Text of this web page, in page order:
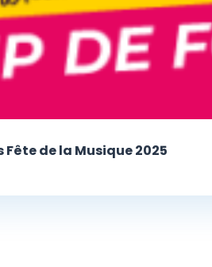
de la Musique 2025